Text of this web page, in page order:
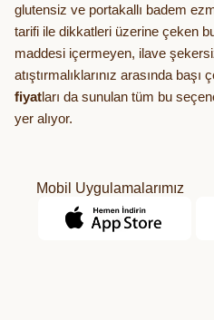
glutensiz ve portakallı badem
tarifi ile dikkatleri üzerine çeken
maddesi içermeyen, ilave
atıştırmalıklarınız arasında başı
fiyatları da sunulan tüm bu
yer alıyor.
Mobil Uygulamalarımız